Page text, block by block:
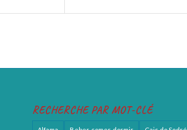
RECHERCHE PAR MOT-CLÉ